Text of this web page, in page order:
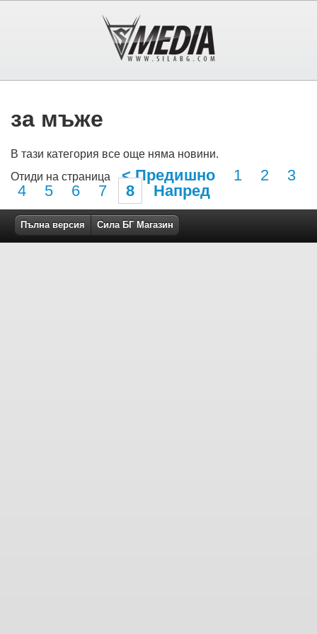
за мъже
В тази категория все още няма новини.
Отиди на страница
< Предишно 1 2
3
4
5 6 7 8 Напред
Пълна версия Сила БГ Магазин